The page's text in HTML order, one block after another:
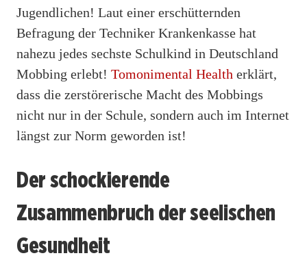
Jugendlichen! Laut einer erschütternden
Befragung der Techniker Krankenkasse hat
nahezu jedes sechste Schulkind in Deutschland
Mobbing erlebt! Tomonimental Health erklärt,
dass die zerstörerische Macht des Mobbings
nicht nur in der Schule, sondern auch im Internet
längst zur Norm geworden ist!
Der schockierende
Zusammenbruch der seelischen
Gesundheit